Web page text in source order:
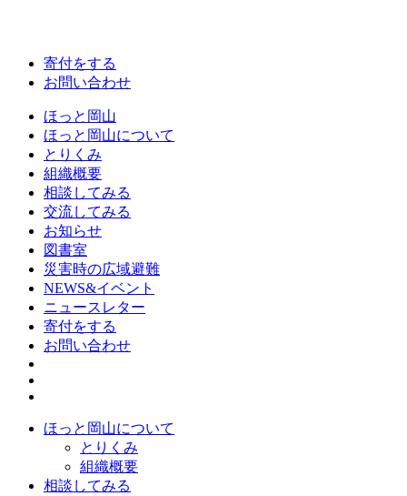
寄付をする
お問い合わせ
ほっと岡山
ほっと岡山について
とりくみ
組織概要
相談してみる
交流してみる
お知らせ
図書室
災害時の広域避難
NEWS&イベント
ニュースレター
寄付をする
お問い合わせ
ほっと岡山について
とりくみ
組織概要
相談してみる